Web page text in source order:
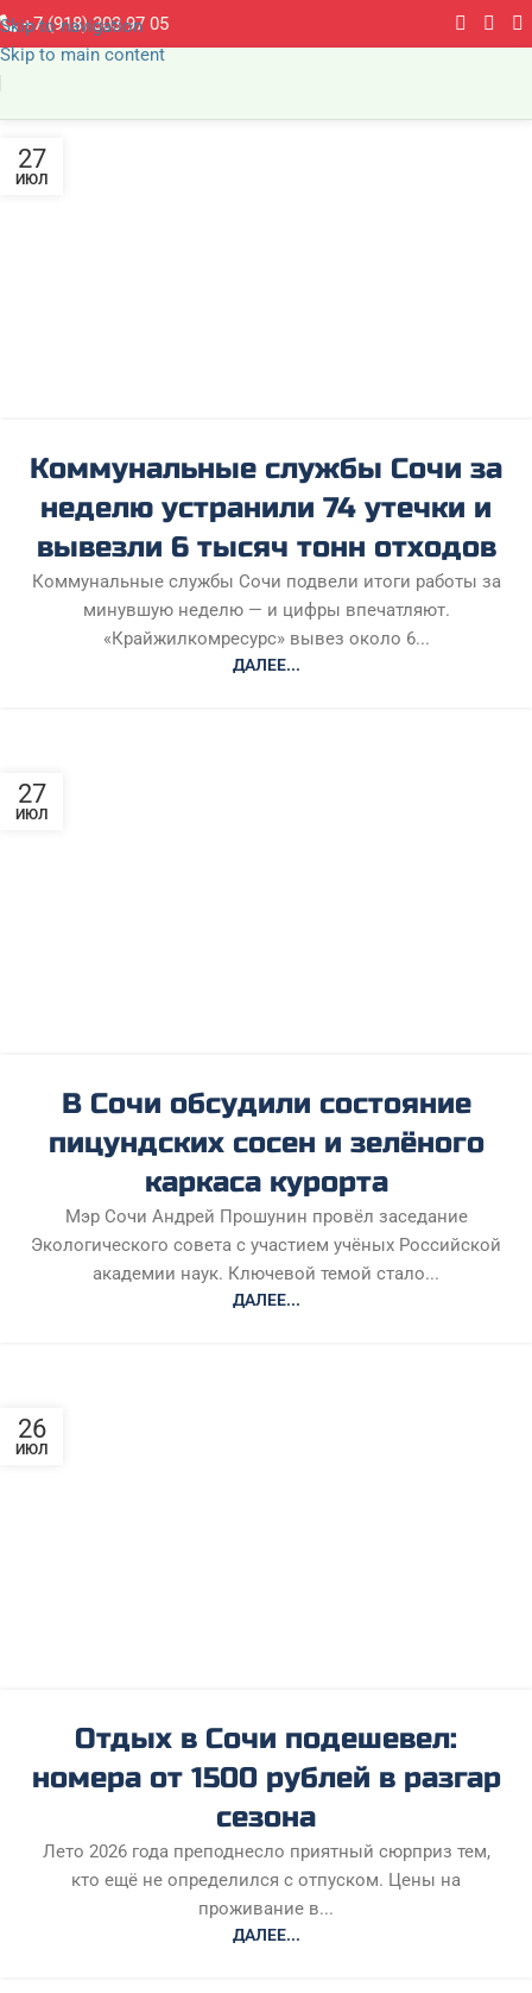
Skip to navigation
Skip to main content
+7 (918) 303 97 05
27
ИЮЛ
Коммунальные службы Сочи за
неделю устранили 74 утечки и
вывезли 6 тысяч тонн отходов
Коммунальные службы Сочи подвели итоги работы за
минувшую неделю — и цифры впечатляют.
«Крайжилкомресурс» вывез около 6...
ДАЛЕЕ...
27
ИЮЛ
В Сочи обсудили состояние
пицундских сосен и зелёного
каркаса курорта
Мэр Сочи Андрей Прошунин провёл заседание
Экологического совета с участием учёных Российской
академии наук. Ключевой темой стало...
ДАЛЕЕ...
26
ИЮЛ
Отдых в Сочи подешевел:
номера от 1500 рублей в разгар
сезона
Лето 2026 года преподнесло приятный сюрприз тем,
кто ещё не определился с отпуском. Цены на
проживание в...
ДАЛЕЕ...